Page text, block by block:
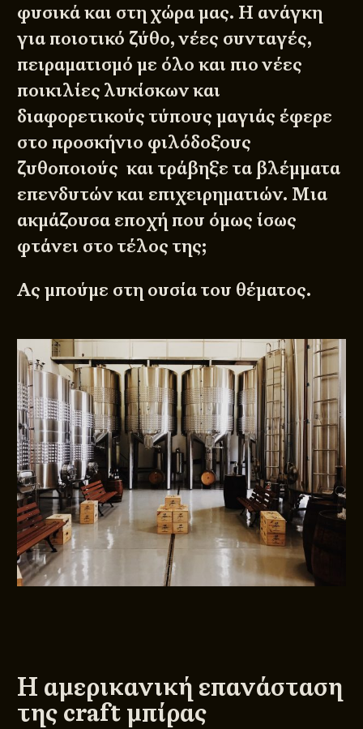
φυσικά και στη χώρα μας. Η ανάγκη
για ποιοτικό ζύθο, νέες συνταγές,
πειραματισμό με όλο και πιο νέες
ποικιλίες λυκίσκων και
διαφορετικούς τύπους μαγιάς έφερε
στο προσκήνιο φιλόδοξους
ζυθοποιούς και τράβηξε τα βλέμματα
επενδυτών και επιχειρηματιών. Μια
ακμάζουσα εποχή που όμως ίσως
φτάνει στο τέλος της;
Ας μπούμε στη ουσία του θέματος.
Η αμερικανική επανάσταση
της craft μπίρας